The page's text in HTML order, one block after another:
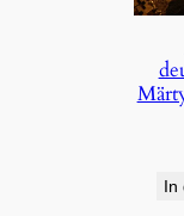
In